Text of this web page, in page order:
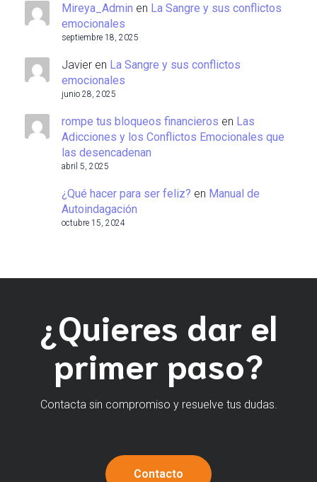
Mireya_Admin en La Sangre y sus conflictos
emocionales
septiembre 18, 2025
Javier en La Sangre y sus conflictos
emocionales
junio 28, 2025
rompe tus bloqueos financieros en Las
Adicciones y los Conflictos Emocionales que
las desencadenan
abril 5, 2025
¿Qué hacer para ser feliz? en Manual de
Autoindagación
octubre 15, 2024
¿Quieres dar el
primer paso?
Contacta sin compromiso y resuelve tus dudas.
Contacto